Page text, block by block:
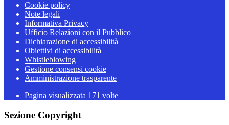
Cookie policy
Note legali
Informativa Privacy
Ufficio Relazioni con il Pubblico
Dichiarazione di accessibilità
Obiettivi di accessibilità
Whistleblowing
Gestione consensi cookie
Amministrazione trasparente
Pagina visualizzata 171 volte
Sezione Copyright